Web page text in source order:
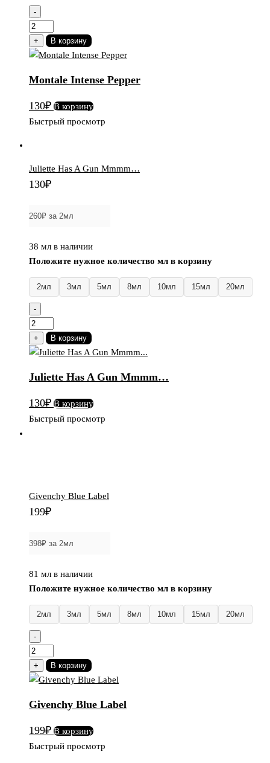
-
Количество
товара
Montale
Pepper
+ В корзину
Montale Intense Pepper
130₽ В корзину
Быстрый просмотр
Juliette Has A Gun Mmmm…
130₽
38 мл в наличии
Положите нужное количество мл в корзину
2мл 3мл 5мл 8мл 10мл 15мл 20мл
-
Количество
товара
Juliette
A
Mmmm...
+ В корзину
Juliette Has A Gun Mmmm…
130₽ В корзину
Быстрый просмотр
Givenchy Blue Label
199₽
81 мл в наличии
Положите нужное количество мл в корзину
2мл 3мл 5мл 8мл 10мл 15мл 20мл
-
Количество
товара
Givenchy
Label
+ В корзину
Givenchy Blue Label
199₽ В корзину
Быстрый просмотр